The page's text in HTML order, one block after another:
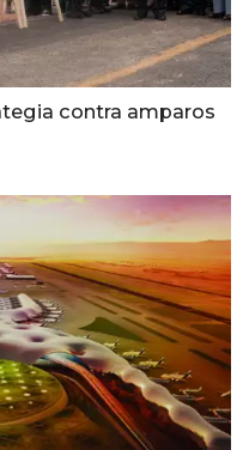
contra amparos